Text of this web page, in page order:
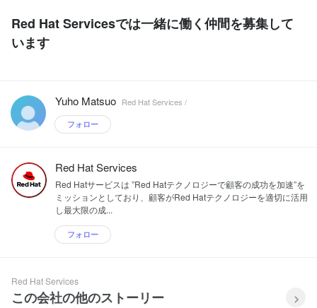
Red Hat Servicesでは一緒に働く仲間を募集して
います
Yuho Matsuo Red Hat Services /
フォロー
Red Hat Services
Red Hatサービスは ”Red Hatテクノロジーで顧客の成功を加速”を
ミッションとしており、顧客がRed Hatテクノロジーを適切に活用
し最大限の成...
フォロー
Red Hat Services
この会社の他のストーリー